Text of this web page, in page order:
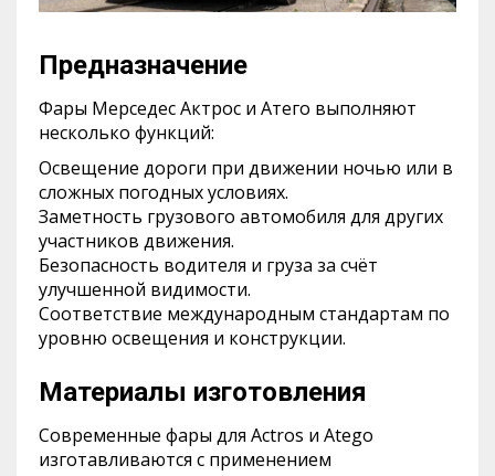
Предназначение
Фары Мерседес Актрос и Атего выполняют
несколько функций:
Освещение дороги при движении ночью или в
сложных погодных условиях.
Заметность грузового автомобиля для других
участников движения.
Безопасность водителя и груза за счёт
улучшенной видимости.
Соответствие международным стандартам по
уровню освещения и конструкции.
Материалы изготовления
Современные фары для Actros и Atego
изготавливаются с применением